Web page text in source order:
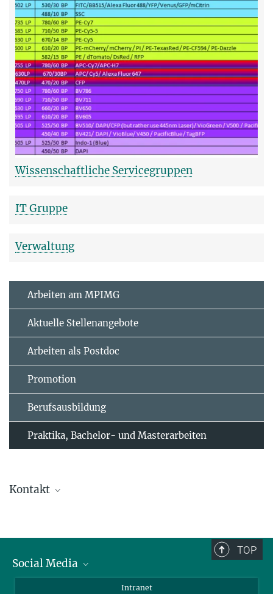
Wissenschaftliche Servicegruppen
IT Gruppe
Verwaltung
Arbeiten am MPIMG
Aktuelle Stellenangebote
Arbeiten als Postdoc
Promotion
Berufsausbildung
Praktika, Bachelor- und Masterarbeiten
Kontakt
coordination@...
TOP
Social Media
Intranet